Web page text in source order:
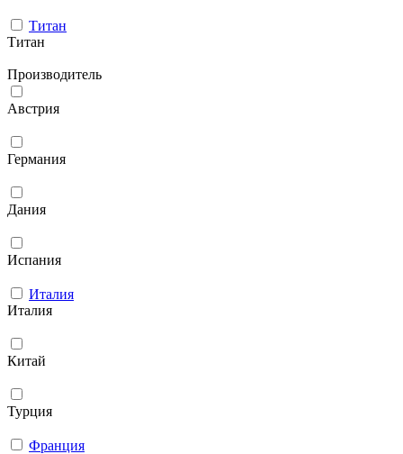
Титан
Титан
Производитель
Австрия
Германия
Дания
Испания
Италия
Италия
Китай
Турция
Франция